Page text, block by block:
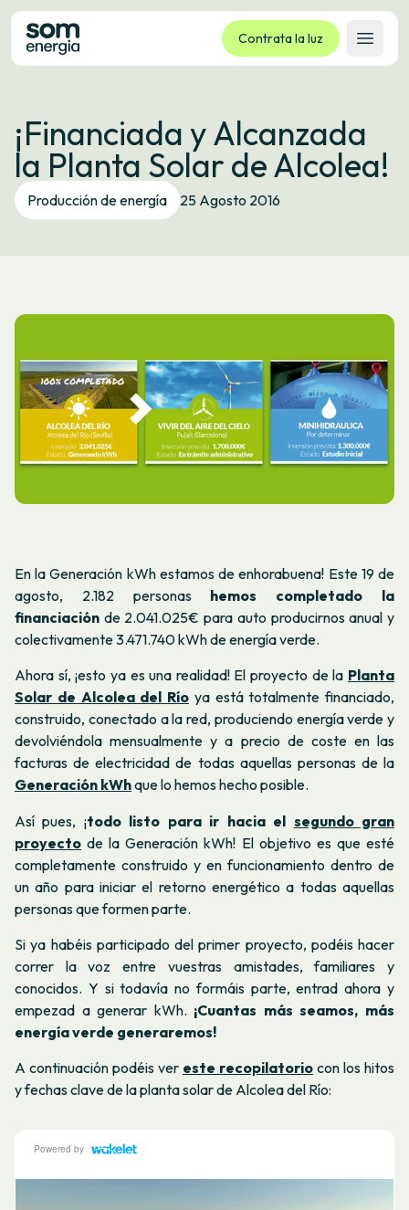
Contrata la luz
Abrir
Tarifas
Servicios
Empresas
La cooperativa
Idioma:
¡Financiada y Alcanzada
la Planta Solar de Alcolea!
Producción de energía 25 Agosto 2016
En la Generación kWh estamos de enhorabuena! Este 19 de
agosto, 2.182 personas hemos completado la
financiación de 2.041.025€ para auto producirnos anual y
colectivamente 3.471.740 kWh de energía verde.
Ahora sí, ¡esto ya es una realidad! El proyecto de la Planta
Solar de Alcolea del Río ya está totalmente financiado,
construido, conectado a la red, produciendo energía verde y
devolviéndola mensualmente y a precio de coste en las
facturas de electricidad de todas aquellas personas de la
Generación kWhque lo hemos hecho posible.
Así pues, ¡todo listo para ir hacia el segundo gran
proyecto de la Generación kWh! El objetivo es que esté
completamente construido y en funcionamiento dentro de
un año para iniciar el retorno energético a todas aquellas
personas que formen parte.
Si ya habéis participado del primer proyecto, podéis hacer
correr la voz entre vuestras amistades, familiares y
conocidos. Y si todavía no formáis parte, entrad ahora y
empezad a generar kWh. ¡Cuantas más seamos, más
energía verde generaremos!
A continuación podéis ver este recopilatorio con los hitos
y fechas clave de la planta solar de Alcolea del Río: